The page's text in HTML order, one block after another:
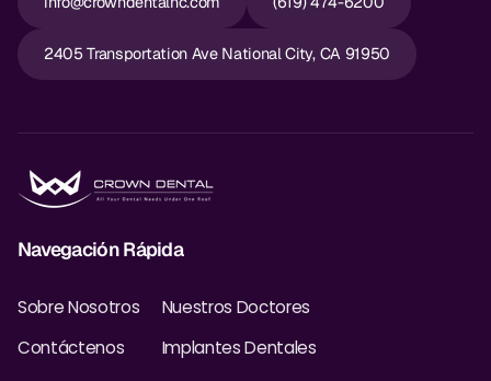
2405 Transportation Ave National City, CA 91950
Navegación Rápida
Sobre Nosotros
Contáctenos
Nuestros Doctores
Implantes Dentales